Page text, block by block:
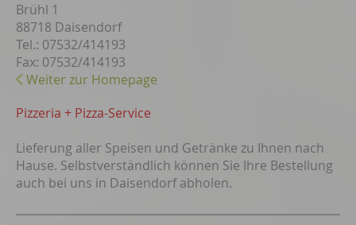
Brühl 1
88718 Daisendorf
Tel.: 07532/414193
Fax: 07532/414193
Weiter zur Homepage
Pizzeria + Pizza-Service
Lieferung aller Speisen und Getränke zu Ihnen nach
Hause. Selbstverständlich können Sie Ihre Bestellung
auch bei uns in Daisendorf abholen.